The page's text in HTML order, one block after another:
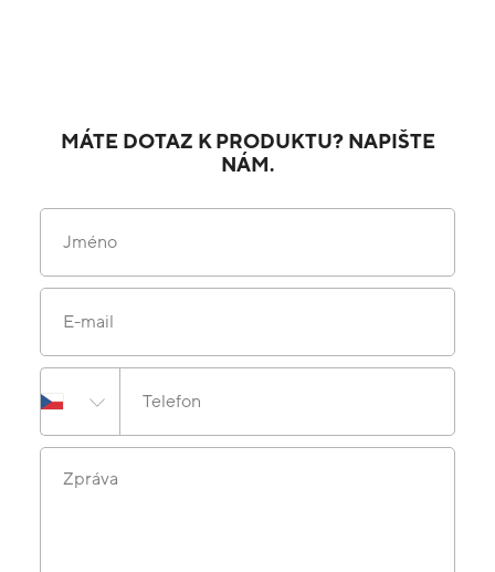
MÁTE DOTAZ K PRODUKTU? NAPIŠTE
NÁM.
Jméno
E-mail
Telefon
Zpráva